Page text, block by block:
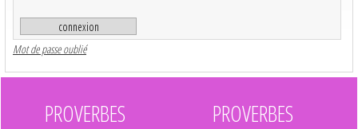
Mot de passe oublié
PROVERBES PROVERBES